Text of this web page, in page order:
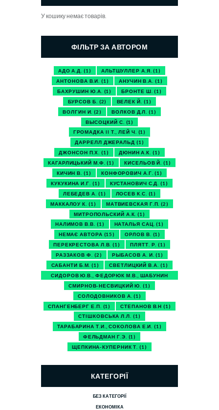
У кошику немає товарів.
ФІЛЬТР ЗА АВТОРОМ
АДО А.Д. (1) АЛЬТШУЛЛЕР А.Я. (1)
АНТОНОВА В.И. (1) АНУЧИН В.А. (1)
БАХРУШИН Ю.А. (1) БРОНТЕ Ш. (1)
БУРСОВ Б. (2) ВЕЛЕК Й. (1)
ВОЛГИН И. (2) ВОЛКОВ Д.Л. (1)
ВЫСОЦКИЙ С. (1)
ГРОМАДКА II Т., ЛЕЙ Ч. (1)
ДАРРЕЛЛ ДЖЕРАЛЬД (1)
ДЖОНСОН П.Х. (1) ДЮНИН А.К. (1)
КАГАРЛИЦЬКИЙ М.Ф. (1) КИСЕЛЬОВ Й. (1)
КИЧИН В. (1) КОНФОРОВИЧ А.Г. (1)
КУКУКИНА И.Г. (1) КУСТАНОВИЧ С.Д. (1)
ЛЕБЕДЕВ А. (1) ЛОСЕВ К.С. (1)
МАККАЛОУ К. (1) МАТВИЕВСКАЯ Г.П. (2)
МИТРОПОЛЬСКИЙ А.К. (1)
НАЛИМОВ В.В. (1) НАТАЛЬЯ САЦ. (1)
НЕМАЄ АВТОРА (15) ОРЛОВ В. (1)
ПЕРЕКРЕСТОВА Л.В. (1) ПЛЯТТ. Р. (1)
РАЗЗАКОВ Ф. (2) РЫБАСОВ А. И. (1)
САБАНТИ Б.М. (1) СВЕТЛИЦКИЙ В.А. (1)
СИДОРОВ Ю.В., ФЕДОРЮК М.В., ШАБУНИН
М.И.(1)
СМИРНОВ-НЕСВИЦКИЙ Ю. (1)
СОЛОДОВНИКОВ А. (1)
СПАНГЕНБЕРГ Е.П. (1) СТЕПАНОВ В.Н (1)
СТІШКОВСЬКА Л.Л. (1)
ТАРАБАРИНА Т.И., СОКОЛОВА Е.И. (1)
ФЕЛЬДМАН Г.Э. (1)
ЩЕПКИНА-КУПЕРНИК Т. (1)
КАТЕГОРІЇ
БЕЗ КАТЕГОРІЇ
ЕКОНОМІКА